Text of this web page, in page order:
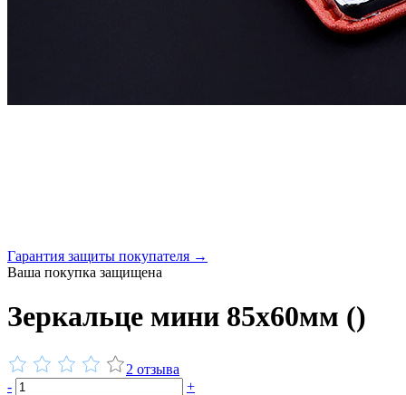
Гарантия защиты покупателя →
Ваша покупка защищена
Зеркальце мини 85х60мм ()
2 отзыва
-
+